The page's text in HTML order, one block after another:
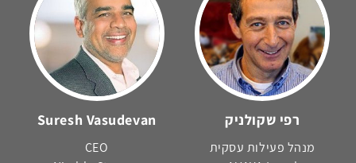
רפי שקולניק
מנהל פעילות עסקית
Suresh Vasudevan
CEO